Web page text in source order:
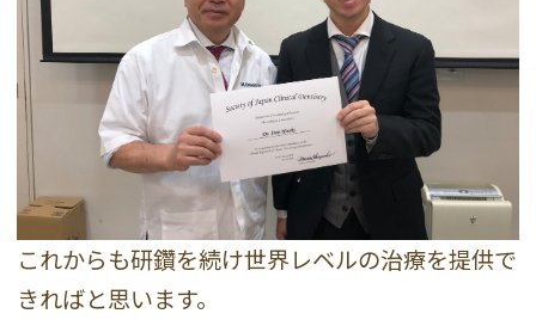
これからも研鑽を続け世界レベルの治療を提供で
きればと思います。